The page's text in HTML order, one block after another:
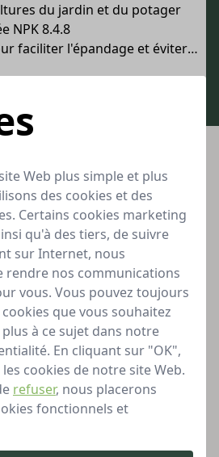
Web plus simple et plus
des cookies et des
Certains cookies marketing
qu'à des tiers, de suivre
sur Internet, nous
rendre nos communications
vous. Vous pouvez toujours
que vous souhaitez
à ce sujet dans notre
En cliquant sur "OK",
cookies de notre site Web.
refuser, nous placerons
fonctionnels et
du jardin et du potager
NPK 8.4.8
l'épandage et éviter le surdosage